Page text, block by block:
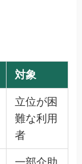
対象
立位が困
難な利用
者